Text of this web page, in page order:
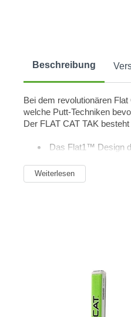
Beschreibung
Bei dem revolutionären
welche Putt-Techniken
Der FLAT CAT TAK
Das Flat1™ Design
"Easy-
Weiterlesen